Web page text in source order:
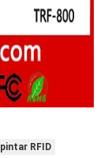
RFID